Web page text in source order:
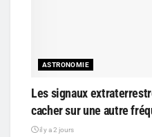
ASTRONOMIE
Les signaux
cacher sur une autre
il y a 2 jours